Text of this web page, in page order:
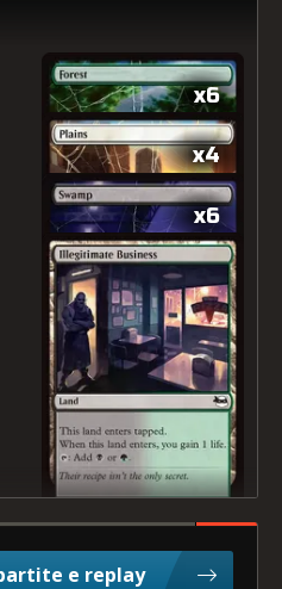
x6
x4
x6
e replay